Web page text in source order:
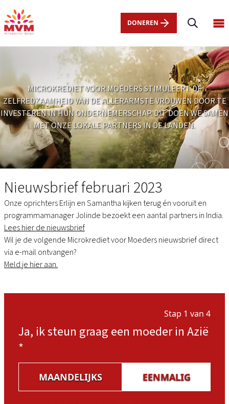
en
naar
Main
navigation
nl
DONEREN
MICROKREDIET VOOR MOEDERS STIMULEERT DE
ZELFREDZAAMHEID VAN DE ALLERARMSTE VROUWEN DOOR TE
INVESTEREN IN HUN ONDERNEMERSCHAP. DIT DOEN WE SAMEN
MET ONZE LOKALE PARTNERS IN DE LANDEN.
Nieuwsbrief
februari
2023
Nieuwsbrief februari 2023
Onze oprichters Erlijn en Samantha kijken terug én vooruit en
programmamanager Jolinde bezoekt een aantal partners in India.
Lees hier de nieuwsbrief
Wil je de volgende Microkrediet voor Moeders nieuwsbrief direct
via e-mail ontvangen?
Meld je hier aan.
Stap 1 van 4
Ja, ik steun graag een moeder in Azië
*
MAANDELIJKS EENMALIG